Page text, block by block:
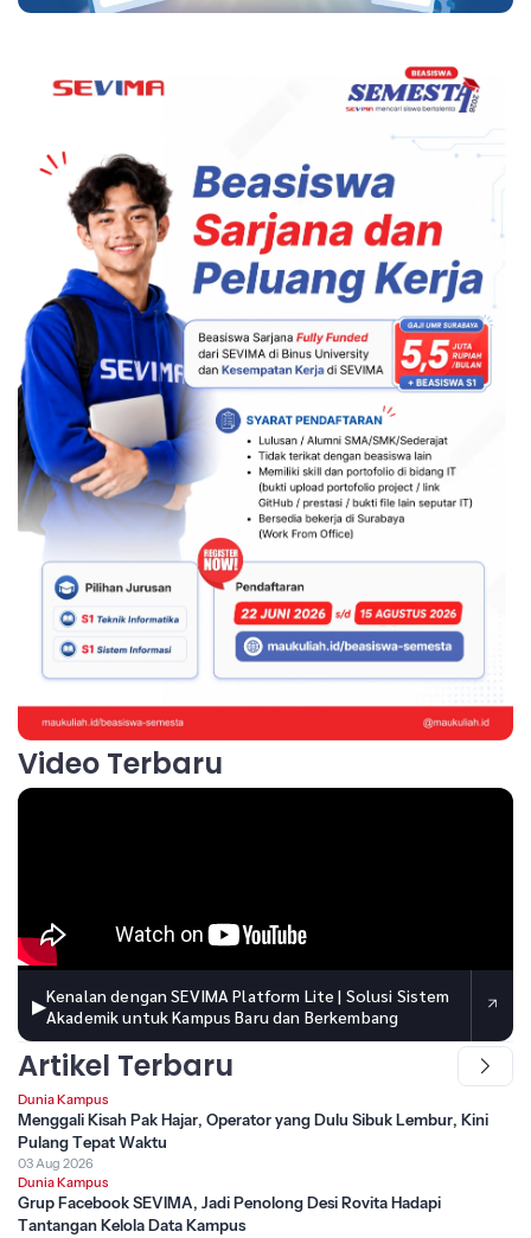
Video Terbaru
▶Kenalan dengan SEVIMA Platform Lite | Solusi Sistem
Akademik untuk Kampus Baru dan Berkembang
Artikel Terbaru
Dunia Kampus
Menggali Kisah Pak Hajar, Operator yang Dulu Sibuk Lembur, Kini
Pulang Tepat Waktu
03 Aug 2026
Dunia Kampus
Grup Facebook SEVIMA, Jadi Penolong Desi Rovita Hadapi
Tantangan Kelola Data Kampus